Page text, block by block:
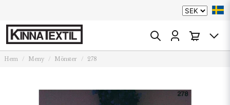
Hem Meny Mönster 278